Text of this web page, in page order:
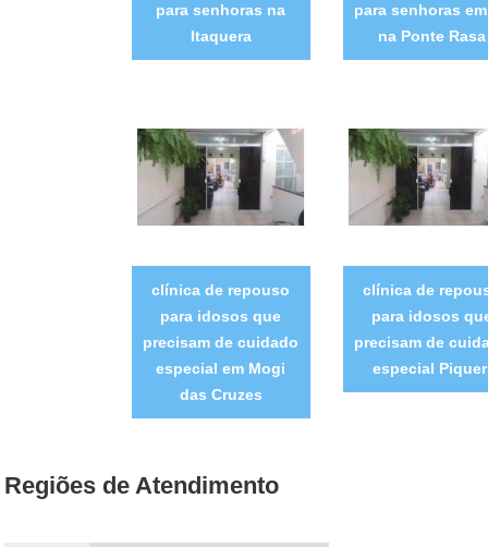
para senhoras na
Itaquera
para senhoras
na Ponte Rasa
clínica de repouso
para idosos que
precisam de cuidado
especial em Mogi
das Cruzes
clínica de
para idosos
precisam de
especial
Regiões de Atendimento